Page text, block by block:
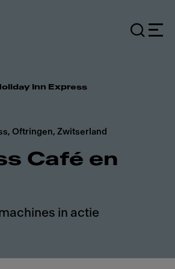
Inn Express
Oftringen, Zwitserland
Café en
in actie